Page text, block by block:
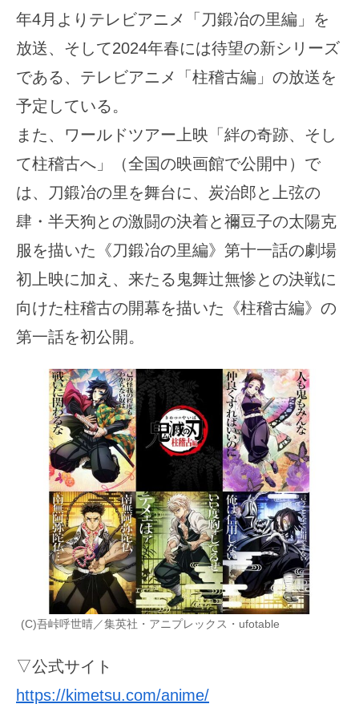
年4月よりテレビアニメ「刀鍛冶の里編」を
放送、そして2024年春には待望の新シリーズ
である、テレビアニメ「柱稽古編」の放送を
予定している。
また、ワールドツアー上映「絆の奇跡、そし
て柱稽古へ」（全国の映画館で公開中）で
は、刀鍛冶の里を舞台に、炭治郎と上弦の
肆・半天狗との激闘の決着と禰豆子の太陽克
服を描いた《刀鍛冶の里編》第十一話の劇場
初上映に加え、来たる鬼舞辻無惨との決戦に
向けた柱稽古の開幕を描いた《柱稽古編》の
第一話を初公開。
(C)吾峠呼世晴／集英社・アニプレックス・ufotable
▽公式サイト
https://kimetsu.com/anime/